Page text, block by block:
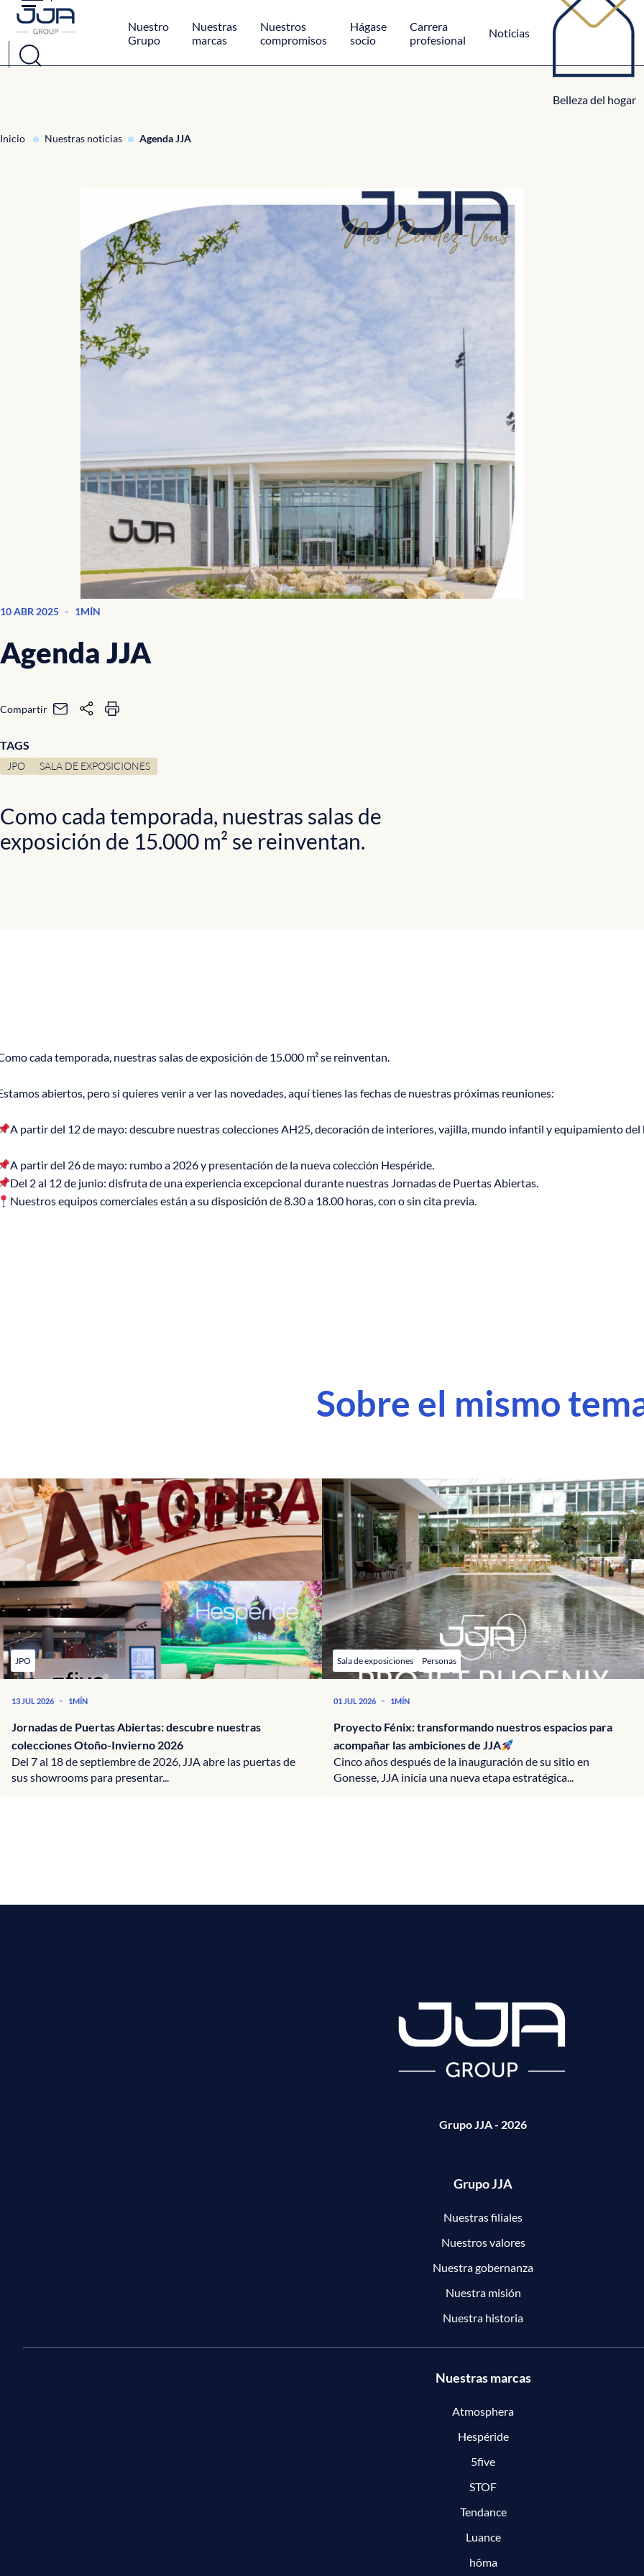
Panel de gestión de cookies
Nuestro
Grupo
Nuestras
marcas
Nuestros
compromisos
Hágase
socio
Carrera
profesional
Noticias
Belleza del hogar
Inicio Nuestras noticias Agenda JJA
10 ABR 2025 - 1MÍN
Agenda JJA
Compartir
TAGS
JPO SALA DE EXPOSICIONES
Como cada temporada, nuestras salas de
exposición de 15.000 m² se reinventan.
cada temporada, nuestras salas de exposición de 15.000 m² se reinventan.
abiertos, pero si quieres venir a ver las novedades, aquí tienes las fechas de nuestras próximas reuniones:
A partir del 12 de mayo: descubre nuestras colecciones AH25, decoración de interiores, vajilla, mundo infantil y equipamiento
A partir del 26 de mayo: rumbo a 2026 y presentación de la nueva colección Hespéride.
Del 2 al 12 de junio: disfruta de una experiencia excepcional durante nuestras Jornadas de Puertas Abiertas.
Nuestros equipos comerciales están a su disposición de 8.30 a 18.00 horas, con o sin cita previa.
Sobre el mismo
JPO
13 JUL 2026 - 1MÍN
Jornadas de Puertas Abiertas: descubre nuestras
colecciones Otoño-Invierno 2026
Del 7 al 18 de septiembre de 2026, JJA abre las puertas de
sus showrooms para presentar...
Sala de exposiciones Personas
01 JUL 2026 - 1MÍN
Proyecto Fénix: transformando nuestros espacios para
acompañar las ambiciones de JJA
Cinco años después de la inauguración de su sitio en
Gonesse, JJA inicia una nueva etapa estratégica...
Grupo JJA - 2026
Grupo JJA
Nuestras filiales
Nuestros valores
Nuestra gobernanza
Nuestra misión
Nuestra historia
Nuestras marcas
Atmosphera
Hespéride
5five
STOF
Tendance
Luance
hôma